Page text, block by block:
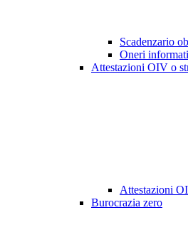
Scadenzario
Oneri
Attestazioni OIV o
Attestazioni
Burocrazia zero